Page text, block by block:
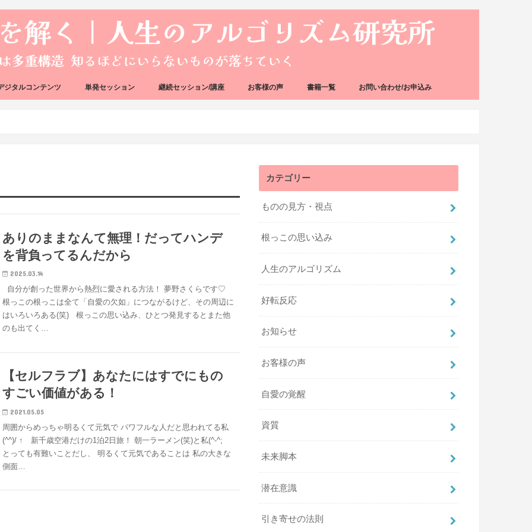
ジタルコンテンツ 単発セッション 継続セッション/講座 お客様の声 書籍一覧 お問い合わせ/お申込み
ありのままなんて無理！だってハンデ
を背負ってるんだから
2025.03.14
自分が創った世界から熱烈に愛される方法！ 夢野さくらです♡
根っこの根っこは全て「自愛の欠如」につながるけど、その周辺に
はいろいろある(笑) 根っこの思い込み、ひとつ発見するとまた他
のも出てく…
【セルフラブ】あなたにはすでにもの
すごい価値がある！
2021.05.05
周囲からめっちゃ明るくて元気で パワフルな人だと思われてる私
(^^)/ ↑ 新千歳空港だけの1泊2日旅！ 朝一ラーメン(笑)と私(^-^;
とっても有難いことだし、 明るくて元気であることは 私の大きな
側面…
カテゴリー
ものの見方・視点
根っこの思い込み
人生のアルゴリズム
好転反応
お知らせ
お客様の声
自愛の覚醒
資質
未来脚本
潜在意識
引き寄せの法則